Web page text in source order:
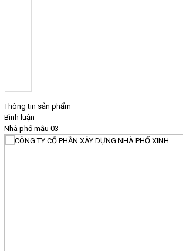
Thông tin sản phẩm
Bình luận
Nhà phố mẫu 03